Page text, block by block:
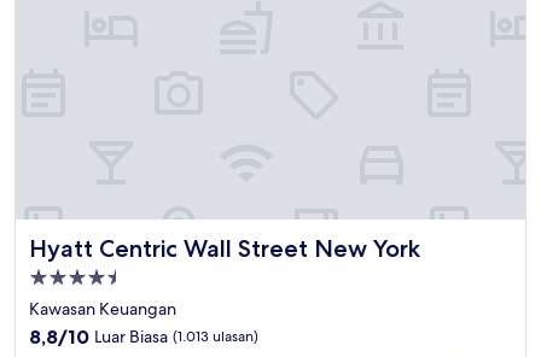
Hyatt Centric Wall Street New York
Hyatt Centric Wall Street New York
Properti
bintang
4.5
Kawasan Keuangan
8.8
8,8/10 Luar Biasa (1.013 ulasan)